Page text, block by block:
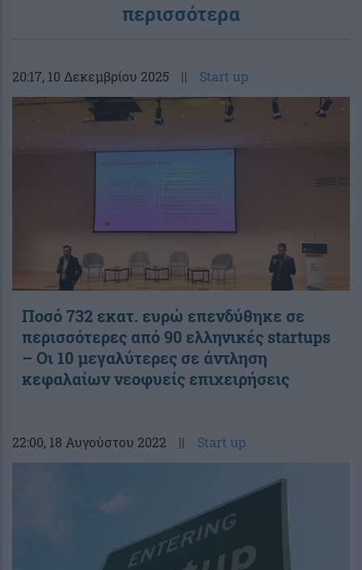
περισσότερα
20:17, 10 Δεκεμβρίου 2025 || Start up
Ποσό 732 εκατ. ευρώ επενδύθηκε σε
περισσότερες από 90 ελληνικές startups
– Οι 10 μεγαλύτερες σε άντληση
κεφαλαίων νεοφυείς επιχειρήσεις
22:00, 18 Αυγούστου 2022 || Start up